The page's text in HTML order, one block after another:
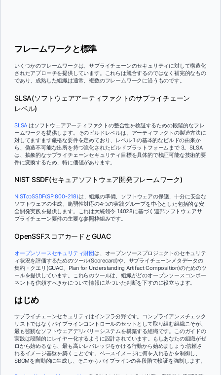
フレームワークと標準
いくつかのフレームワークは、サプライチェーンのセキュリティに対して構造化
されたアプローチを提供しています。これらは競合するのではなく補完的なもの
であり、成熟した組織は通常、複数のフレームワークに沿うものです。
SLSA(ソフトウェアアーティファクトのサプライチェーン
レベル)
SLSA はソフトウェアアーティファクトの整合性を検証するための段階的なフレ
ームワークを提供します。そのビルドレベルは、アーティファクトの製造方法に
対してますます厳格な要件を定めており、レベル 1 の基本的なビルドの由来か
ら、偽造不可能な出所を持つ強化されたビルドプラットフォームまで 3。SLSA
は、抽象的なサプライチェーンセキュリティ目標を具体的で検証可能な技術的要
件に変換するため、特に価値があります。
NIST SSDF(セキュアソフトウェア開発フレームワーク)
NISTのSSDF(SP 800-218)は、組織の準備、ソフトウェアの保護、十分に安全な
ソフトウェアの生成、脆弱性対応の4つの実践グループを中心とした包括的な安
全開発実践を提供します。これは大統領令 14028に基づく連邦ソフトウェアサ
プライチェーン要件の主要な参照枠組みです。
OpenSSFスコアカードとGUAC
オープンソースセキュリティ財団は、オープンソースプロジェクトのセキュリテ
ィ状況を評価するためのツール(Scorecard)や、サプライチェーンメタデータの
集約・クエリ(GUAC、Plan for Understanding Artifact Composition)のためのツ
ールを提供しています。これらのツールは、組織がどのオープンソースコンポー
ネントを信頼すべきかについて情報に基づいた判断を下すのに役立ちます。
はじめ
サプライチェーンセキュリティはインフラ分野です。コンプライアンスチェック
リストではなくパイプラインコントロールのセットとして取り組む組織こそが、
最も強靭なソフトウェアデリバリーシステムを構築する組織です。このガイドの
実践は段階的にレイヤー化するように設計されています。もしあなたの組織がゼ
ロから始めるなら、最も高いレバレッジをかける行動から始めましょう:信頼さ
れるイメージ基盤を築くことです。ベースイメージに何を入れるかを制御し、
SBOMを自動的に生成し、そこからパイプラインの各段階で検証を強制します。